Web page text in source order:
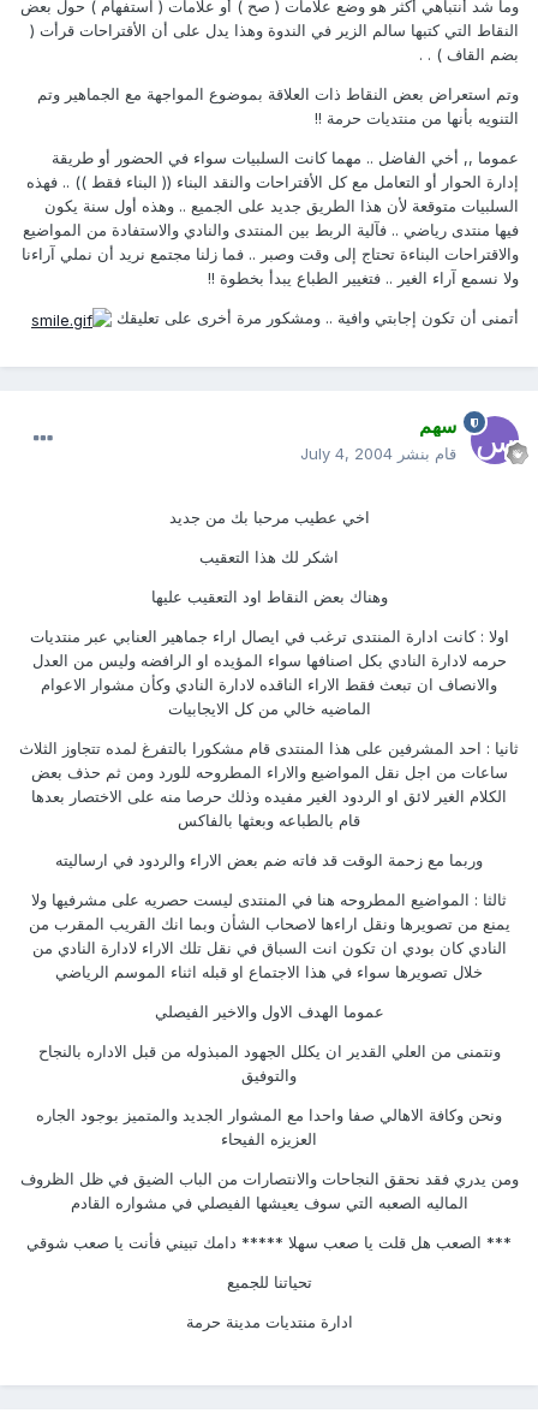
وما شد أنتباهي أكثر هو وضع علامات ( صح ) أو علامات ( استفهام ) حول بعض
النقاط التي كتبها سالم الزير في الندوة وهذا يدل على أن الأقتراحات قرأت (
بضم القاف ) . .
وتم استعراض بعض النقاط ذات العلاقة بموضوع المواجهة مع الجماهير وتم
التنويه بأنها من منتديات حرمة !!
عموما ,, أخي الفاضل .. مهما كانت السلبيات سواء في الحضور أو طريقة
إدارة الحوار أو التعامل مع كل الأقتراحات والنقد البناء (( البناء فقط )) .. فهذه
السلبيات متوقعة لأن هذا الطريق جديد على الجميع .. وهذه أول سنة يكون
فيها منتدى رياضي .. فآلية الربط بين المنتدى والنادي والاستفادة من المواضيع
والاقتراحات البناءة تحتاج إلى وقت وصبر .. فما زلنا مجتمع نريد أن نملي آراءنا
ولا نسمع آراء الغير .. فتغيير الطباع يبدأ بخطوة !!
أتمنى أن تكون إجابتي وافية .. ومشكور مرة أخرى على تعليقك
سهم
قام بنشر July 4, 2004
اخي عطيب مرحبا بك من جديد
اشكر لك هذا التعقيب
وهناك بعض النقاط اود التعقيب عليها
اولا : كانت ادارة المنتدى ترغب في ايصال اراء جماهير العنابي عبر منتديات
حرمه لادارة النادي بكل اصنافها سواء المؤيده او الرافضه وليس من العدل
والانصاف ان تبعث فقط الاراء الناقده لادارة النادي وكأن مشوار الاعوام
الماضيه خالي من كل الايجابيات
ثانيا : احد المشرفين على هذا المنتدى قام مشكورا بالتفرغ لمده تتجاوز الثلاث
ساعات من اجل نقل المواضيع والاراء المطروحه للورد ومن ثم حذف بعض
الكلام الغير لائق او الردود الغير مفيده وذلك حرصا منه على الاختصار بعدها
قام بالطباعه وبعثها بالفاكس
وربما مع زحمة الوقت قد فاته ضم بعض الاراء والردود في ارساليته
ثالثا : المواضيع المطروحه هنا في المنتدى ليست حصريه على مشرفيها ولا
يمنع من تصويرها ونقل اراءها لاصحاب الشأن وبما انك القريب المقرب من
النادي كان بودي ان تكون انت السباق في نقل تلك الاراء لادارة النادي من
خلال تصويرها سواء في هذا الاجتماع او قبله اثناء الموسم الرياضي
عموما الهدف الاول والاخير الفيصلي
ونتمنى من العلي القدير ان يكلل الجهود المبذوله من قبل الاداره بالنجاح
والتوفيق
ونحن وكافة الاهالي صفا واحدا مع المشوار الجديد والمتميز بوجود الجاره
العزيزه الفيحاء
ومن يدري فقد نحقق النجاحات والانتصارات من الباب الضيق في ظل الظروف
الماليه الصعبه التي سوف يعيشها الفيصلي في مشواره القادم
*** الصعب هل قلت يا صعب سهلا ***** دامك تبيني فأنت يا صعب شوقي
تحياتنا للجميع
ادارة منتديات مدينة حرمة